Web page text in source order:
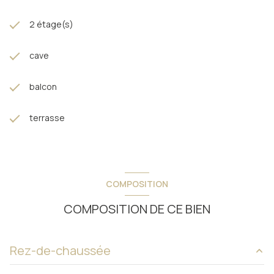
2 étage(s)
cave
balcon
terrasse
COMPOSITION
COMPOSITION DE CE BIEN
Rez-de-chaussée